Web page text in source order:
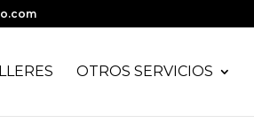
OTROS SERVICIOS